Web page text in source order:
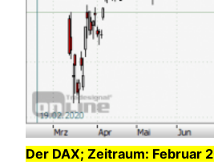
Der DAX; Zeitraum: Februar